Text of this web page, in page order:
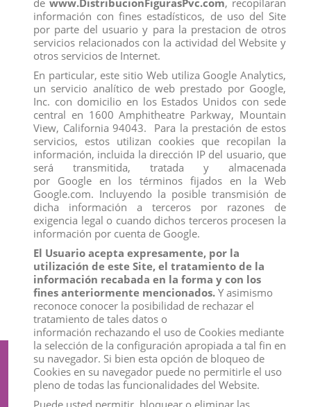
CLÁSICOS DISNEY
MICKEY-MINNIE MOUSE HOUSE & COMPANY
REY LEÓN
TOY STORY
RAYA Y EL ÚLTIMO DRAGÓN
ALICIA EN EL PAÍS DE LAS MARAVILLAS
TIANA Y EL SAPO
EL LIBRO DE LA SELVA
101 DÁLMATAS
WINNIE THE POHH
MICKEY Y LOS SÚPER PILOTOS
VAMPIRINA
ELENA DE AVALOR
LOS INCREÍBLES
LA PRINCESA SOFÍA
NEMO
JAKE EL PIRATA
MONSTRUOS S.A.
CARS 2 RAYO MACQUEEN & COMPANY
CAMPANILLA INVIERNO & PERIWINKLE- EL SECRETO DE LAS HADAS
MULAN
ANIMALES DE FANTASIA
CABALLOS
MARVEL
WISH
SUPERHEROES
Suscríbete a nuestro boletín
de www.DistribucionFigurasPvc.com, recopilaran
información con fines estadísticos, de uso del Site
por parte del usuario y para la prestacion de otros
servicios relacionados con la actividad del Website y
otros servicios de Internet.
En particular, este sitio Web utiliza Google Analytics,
un servicio analítico de web prestado por Google,
Inc. con domicilio en los Estados Unidos con sede
central en 1600 Amphitheatre Parkway, Mountain
View, California 94043. Para la prestación de estos
servicios, estos utilizan cookies que recopilan la
información, incluida la dirección IP del usuario, que
será transmitida, tratada y almacenada
por Google en los términos fijados en la Web
Google.com. Incluyendo la posible transmisión de
dicha información a terceros por razones de
exigencia legal o cuando dichos terceros procesen la
información por cuenta de Google.
El Usuario acepta expresamente, por la
utilización de este Site, el tratamiento de la
información recabada en la forma y con los
fines anteriormente mencionados. Y asimismo
reconoce conocer la posibilidad de rechazar el
tratamiento de tales datos o
información rechazando el uso de Cookies mediante
la selección de la configuración apropiada a tal fin en
su navegador. Si bien esta opción de bloqueo de
Cookies en su navegador puede no permitirle el uso
pleno de todas las funcionalidades del Website.
Puede usted permitir, bloquear o eliminar las